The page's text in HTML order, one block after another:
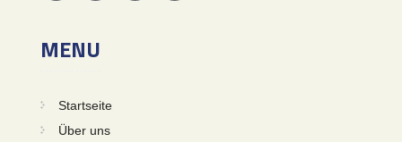
MENU
Startseite
Über uns